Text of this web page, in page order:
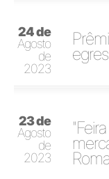
24 de
Agosto
de
2023
23 de
Agosto
de
2023